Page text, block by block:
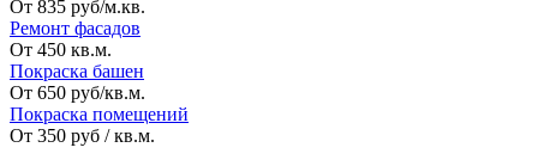
От 835 руб/м.кв.
Ремонт фасадов
От 450 кв.м.
Покраска башен
От 650 руб/кв.м.
Покраска помещений
От 350 руб / кв.м.